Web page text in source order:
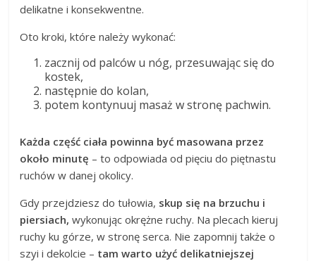
delikatne i konsekwentne.
Oto kroki, które należy wykonać:
zacznij od palców u nóg, przesuwając się do
kostek,
następnie do kolan,
potem kontynuuj masaż w stronę pachwin.
Każda część ciała powinna być masowana przez
około minutę – to odpowiada od pięciu do piętnastu
ruchów w danej okolicy.
Gdy przejdziesz do tułowia, skup się na brzuchu i
piersiach, wykonując okrężne ruchy. Na plecach kieruj
ruchy ku górze, w stronę serca. Nie zapomnij także o
szyi i dekolcie – tam warto użyć delikatniejszej